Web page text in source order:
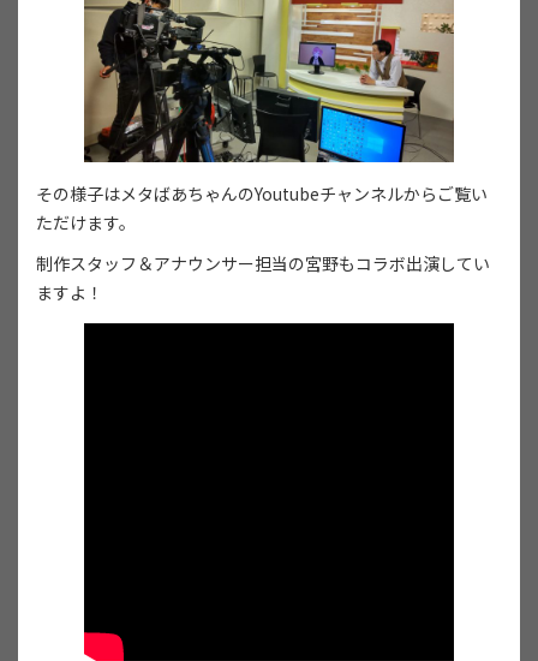
その様子はメタばあちゃんのYoutubeチャンネルからご覧い
ただけます。
制作スタッフ＆アナウンサー担当の宮野もコラボ出演してい
ますよ！